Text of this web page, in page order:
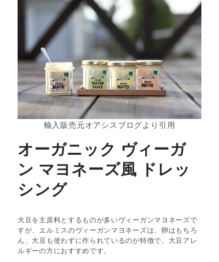
輸入販売元オアシスブログより引用
オーガニック ヴィーガ
ン マヨネーズ風 ドレッ
シング
大豆を主原料とするものが多いヴィーガンマヨネーズで
すが、エルミスのヴィーガンマヨネーズは、卵はもちろ
ん、大豆も使わずに作られているのが特徴で、大豆アレ
ルギーの方におすすめです。